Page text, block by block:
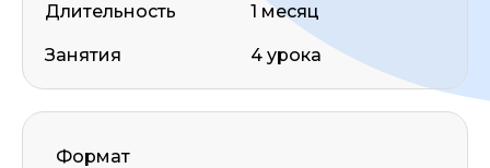
Длительность
Занятия
1 месяц
4 урока
Формат